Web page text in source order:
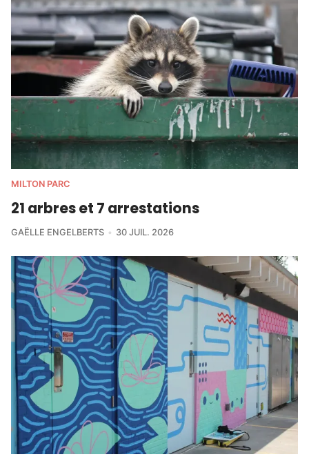
MILTON PARC
21 arbres et 7 arrestations
GAËLLE ENGELBERTS 30 JUIL. 2026